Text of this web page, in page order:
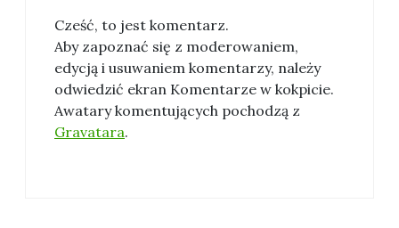
Cześć, to jest komentarz.
Aby zapoznać się z moderowaniem,
edycją i usuwaniem komentarzy, należy
odwiedzić ekran Komentarze w kokpicie.
Awatary komentujących pochodzą z
Gravatara.